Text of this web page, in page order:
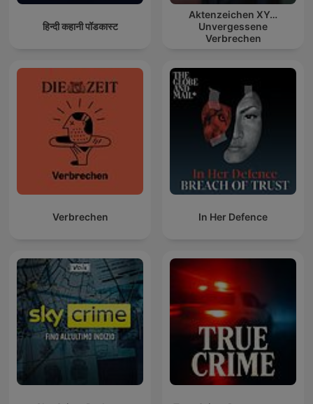
हिन्दी कहानी पॉडकास्ट
Aktenzeichen XY…
Unvergessene
Verbrechen
Verbrechen In Her Defence